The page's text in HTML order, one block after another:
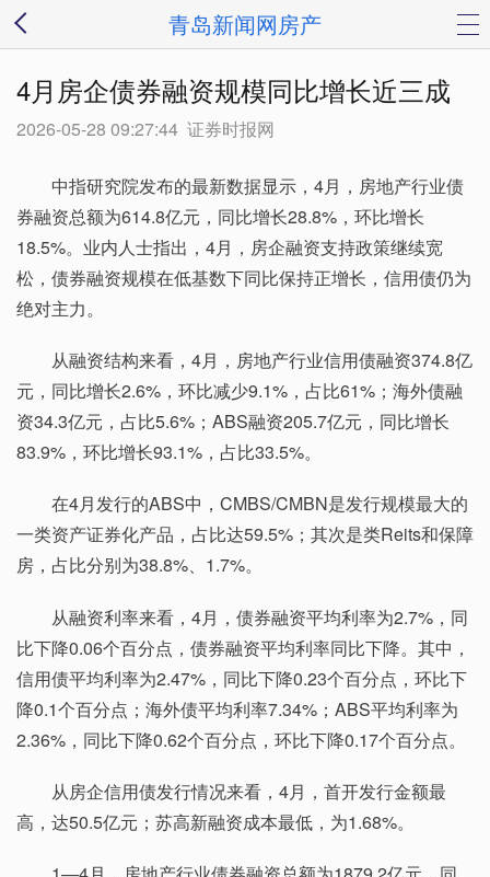
青岛新闻网房产
4月房企债券融资规模同比增长近三成
2026-05-28 09:27:44 证券时报网
中指研究院发布的最新数据显示，4月，房地产行业债
券融资总额为614.8亿元，同比增长28.8%，环比增长
18.5%。业内人士指出，4月，房企融资支持政策继续宽
松，债券融资规模在低基数下同比保持正增长，信用债仍为
绝对主力。
从融资结构来看，4月，房地产行业信用债融资374.8亿
元，同比增长2.6%，环比减少9.1%，占比61%；海外债融
资34.3亿元，占比5.6%；ABS融资205.7亿元，同比增长
83.9%，环比增长93.1%，占比33.5%。
在4月发行的ABS中，CMBS/CMBN是发行规模最大的
一类资产证券化产品，占比达59.5%；其次是类Reits和保障
房，占比分别为38.8%、1.7%。
从融资利率来看，4月，债券融资平均利率为2.7%，同
比下降0.06个百分点，债券融资平均利率同比下降。其中，
信用债平均利率为2.47%，同比下降0.23个百分点，环比下
降0.1个百分点；海外债平均利率7.34%；ABS平均利率为
2.36%，同比下降0.62个百分点，环比下降0.17个百分点。
从房企信用债发行情况来看，4月，首开发行金额最
高，达50.5亿元；苏高新融资成本最低，为1.68%。